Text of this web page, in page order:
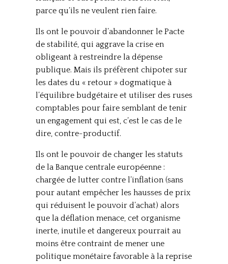
parce qu’ils ne veulent rien faire.
Ils ont le pouvoir d’abandonner le Pacte
de stabilité, qui aggrave la crise en
obligeant à restreindre la dépense
publique. Mais ils préfèrent chipoter sur
les dates du « retour » dogmatique à
l’équilibre budgétaire et utiliser des ruses
comptables pour faire semblant de tenir
un engagement qui est, c’est le cas de le
dire, contre-productif.
Ils ont le pouvoir de changer les statuts
de la Banque centrale européenne :
chargée de lutter contre l’inflation (sans
pour autant empêcher les hausses de prix
qui réduisent le pouvoir d’achat) alors
que la déflation menace, cet organisme
inerte, inutile et dangereux pourrait au
moins être contraint de mener une
politique monétaire favorable à la reprise